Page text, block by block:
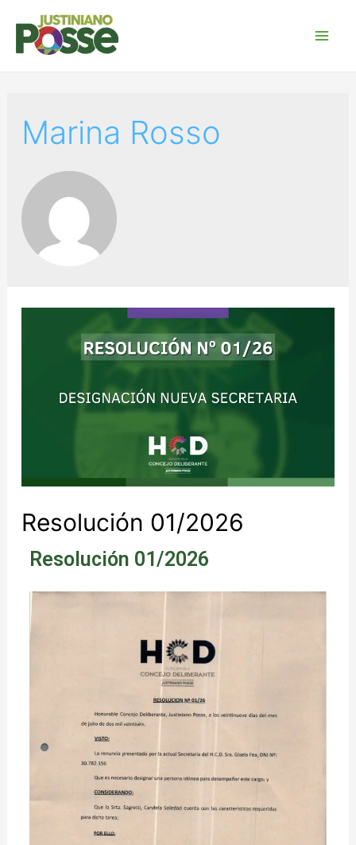
Marina Rosso
Resolución 01/2026
Resolución 01/2026